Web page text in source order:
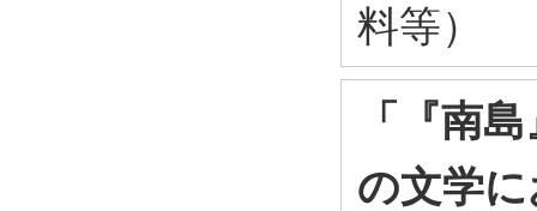
料等）
「『南
の文学